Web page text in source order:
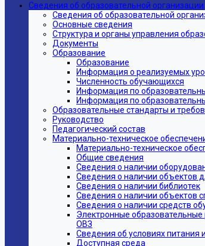
Сведения об образовательной организации
Сведения об образовательной
Основные сведения
Структура и органы управления
Документы
Образование
Образование
Информация о реализуемых
Численность обучающихся
Информация по
Информация по
Образовательные стандарты и
Руководство
Педагогический состав
Материально-техническое
Материально-техническое
Общие сведения
Сведения о наличии
Сведения о наличии объектов
Сведения о наличии библиотек
Сведения о наличии объектов
Сведения о наличии средств
Электронные
ОВЗ
Сведения об условиях
Доступная среда